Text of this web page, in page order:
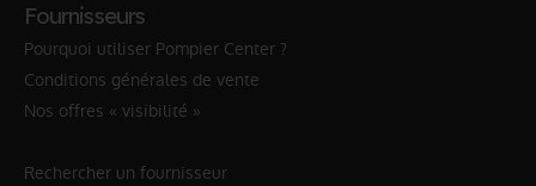
Fournisseurs
Pourquoi utiliser Pompier Center ?
Conditions générales de vente
Nos offres « visibilité »
Rechercher un fournisseur